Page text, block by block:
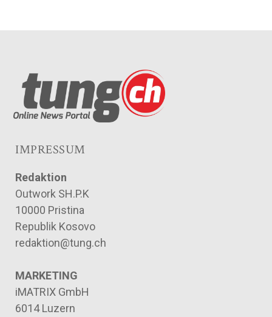
IMPRESSUM
Redaktion
Outwork SH.P.K
10000 Pristina
Republik Kosovo
redaktion@tung.ch
MARKETING
iMATRIX GmbH
6014 Luzern